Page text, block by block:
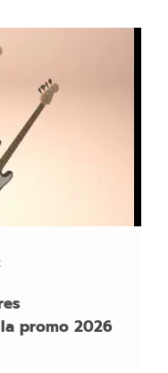
promo 2026